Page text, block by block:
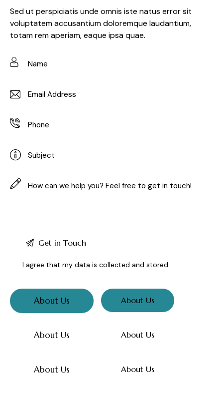
Sed ut perspiciatis unde omnis iste natus error sit
voluptatem accusantium doloremque laudantium,
totam rem aperiam, eaque ipsa quae.
I agree that my data iscollected and stored.
About Us About Us
About Us About Us
About Us About Us